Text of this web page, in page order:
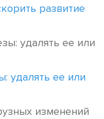
развитие
удалять ее или